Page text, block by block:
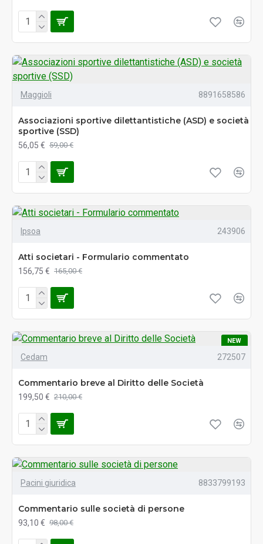
Maggioli 8891658586
Associazioni sportive dilettantistiche (ASD) e società
sportive (SSD)
56,05 € 59,00 €
Ipsoa 243906
Atti societari - Formulario commentato
156,75 € 165,00 €
NEW
Cedam 272507
Commentario breve al Diritto delle Società
199,50 € 210,00 €
Pacini giuridica 8833799193
Commentario sulle società di persone
93,10 € 98,00 €